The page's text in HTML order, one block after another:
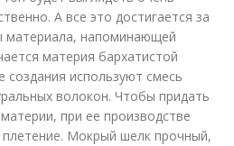
А все это достигается за
материала, напоминающей
материя бархатистой
создания используют смесь
волокон. Чтобы придать
при ее производстве
Мокрый шелк прочный,